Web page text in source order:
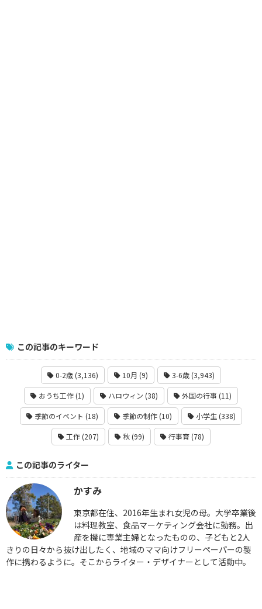
この記事のキーワード
0-2歳 (3,136) 10月 (9) 3-6歳 (3,943)
おうち工作 (1) ハロウィン (38) 外国の行事 (11)
季節のイベント (18) 季節の制作 (10) 小学生 (338)
工作 (207) 秋 (99) 行事育 (78)
この記事のライター
かすみ
東京都在住、2016年生まれ女児の母。大学卒業後
は料理教室、食品マーケティング会社に勤務。出
産を機に専業主婦となったものの、子どもと2人
きりの日々から抜け出したく、地域のママ向けフリーペーパーの製
作に携わるように。そこからライター・デザイナーとして活動中。